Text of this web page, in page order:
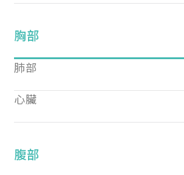
胸部
肺部
心臟
腹部